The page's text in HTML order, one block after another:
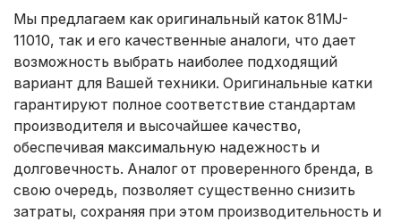
Мы предлагаем как оригинальный каток 81MJ-
11010, так и его качественные аналоги, что дает
возможность выбрать наиболее подходящий
вариант для Вашей техники. Оригинальные катки
гарантируют полное соответствие стандартам
производителя и высочайшее качество,
обеспечивая максимальную надежность и
долговечность. Аналог от проверенного бренда, в
свою очередь, позволяет существенно снизить
затраты, сохраняя при этом производительность и